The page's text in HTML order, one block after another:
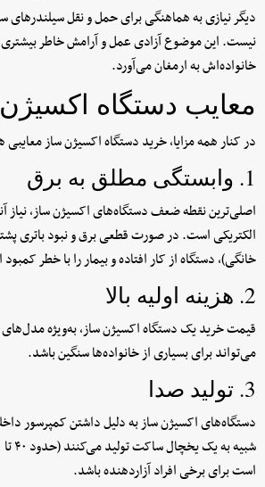
دیگر نیازی به هماهنگی برای حمل و نقل سیلندرهای
نیست. این موضوع آزادی عمل و آرامش خاطر بیشتری
خانواده‌اش به ارمغان می‌آورد.
معایب دستگاه
در کنار همه مزایا، خرید دستگاه اکسیژن ساز معایبی
1. وابستگی مطلق به برق
اصلی‌ترین نقطه ضعف دستگاه‌های اکسیژن ساز، نیاز
الکتریکی است. در صورت قطعی برق و نبود باتری
خانگی)، دستگاه از کار افتاده و بیمار را با خطر
2. هزینه اولیه بالا
قیمت خرید یک دستگاه اکسیژن ساز، به‌ویژه
می‌تواند برای بسیاری از خانواده‌ها سنگین باشد.
3. تولید صدا
دستگاه‌های اکسیژن ساز به دلیل داشتن کمپرسور
است برای برخی افراد آزاردهنده باشد.